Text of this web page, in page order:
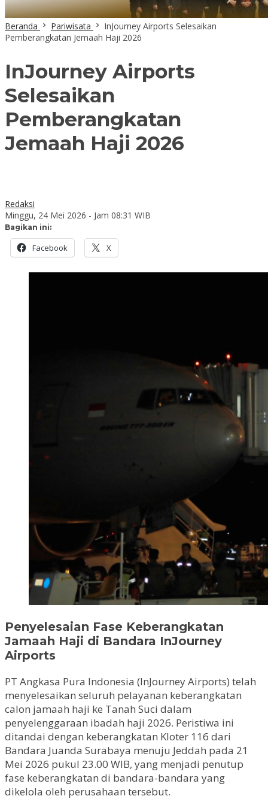
Beranda Pariwisata
InJourney Airports Selesaikan
Pemberangkatan Jemaah Haji 2026
InJourney Airports
Selesaikan
Pemberangkatan
Jemaah Haji 2026
Redaksi
Minggu, 24 Mei 2026 - Jam 08:31 WIB
Bagikan ini:
Facebook X
Penyelesaian Fase Keberangkatan
Jamaah Haji di Bandara InJourney
Airports
PT Angkasa Pura Indonesia (InJourney Airports) telah
menyelesaikan seluruh pelayanan keberangkatan
calon jamaah haji ke Tanah Suci dalam
penyelenggaraan ibadah haji 2026. Peristiwa ini
ditandai dengan keberangkatan Kloter 116 dari
Bandara Juanda Surabaya menuju Jeddah pada 21
Mei 2026 pukul 23.00 WIB, yang menjadi penutup
fase keberangkatan di bandara-bandara yang
dikelola oleh perusahaan tersebut.